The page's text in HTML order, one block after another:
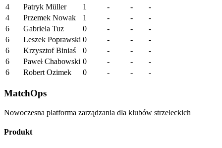
4
Patryk Müller 1 - -
-
4
Przemek Nowak 1 - -
-
6
Gabriela Tuz 0 - -
-
6
Leszek Poprawski 0 - -
-
6
Krzysztof Biniaś 0 - -
-
6
Paweł Chabowski 0 - -
-
6
Robert Ozimek 0 - - -
MatchOps
Nowoczesna platforma zarządzania dla klubów strzeleckich
Produkt